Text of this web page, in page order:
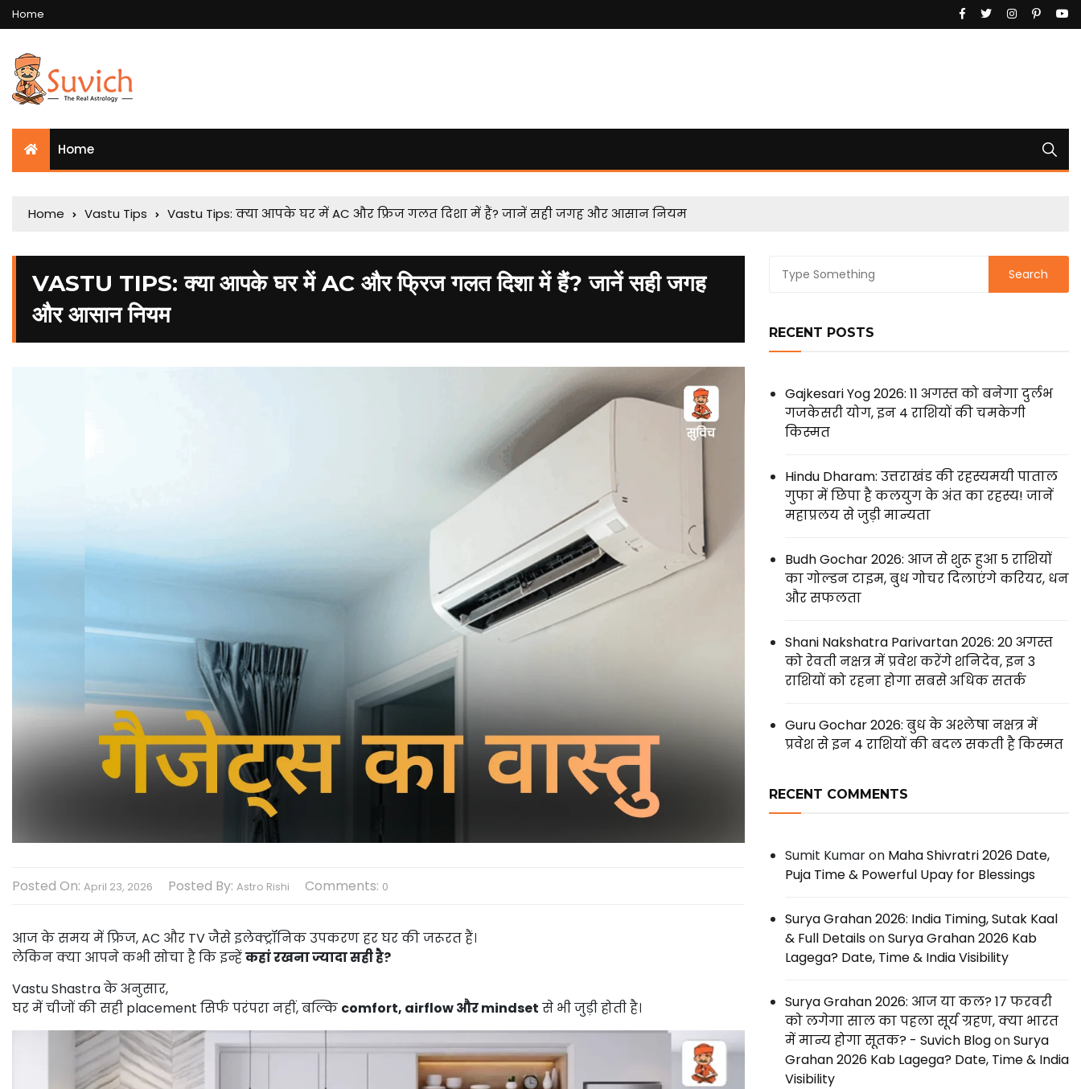
Home
Home
Home Vastu Tips Vastu Tips: क्या आपके घर में AC और फ्रिज गलत दिशा में हैं? जानें सही जगह और आसान नियम
VASTU TIPS: क्या आपके घर में AC और फ्रिज गलत दिशा में हैं? जानें सही जगह
और आसान नियम
Posted On: April 23, 2026 Posted By: Astro Rishi Comments: 0
आज के समय में फ्रिज, AC और TV जैसे इलेक्ट्रॉनिक उपकरण हर घर की जरूरत हैं।
लेकिन क्या आपने कभी सोचा है कि इन्हेंकहां रखना ज्यादा सही है?
Vastu Shastra के अनुसार,
घर में चीजों की सही placement सिर्फ परंपरा नहीं, बल्कि comfort, airflow और mindset से भी जुड़ी होती है।
RECENT POSTS
Gajkesari Yog 2026: 11 अगस्त को बनेगा दुर्लभ
गजकेसरी योग, इन 4 राशियों की चमकेगी
किस्मत
Hindu Dharam: उत्तराखंड की रहस्यमयी पाताल
गुफा में छिपा है कलयुग के अंत का रहस्य! जानें
महाप्रलय से जुड़ी मान्यता
Budh Gochar 2026: आज से शुरू हुआ 5 राशियों
का गोल्डन टाइम, बुध गोचर दिलाएंगे करियर, धन
और सफलता
Shani Nakshatra Parivartan 2026: 20 अगस्त
को रेवती नक्षत्र में प्रवेश करेंगे शनिदेव, इन 3
राशियों को रहना होगा सबसे अधिक सतर्क
Guru Gochar 2026: बुध के अश्लेषा नक्षत्र में
प्रवेश से इन 4 राशियों की बदल सकती है किस्मत
RECENT COMMENTS
Sumit Kumaron Maha Shivratri 2026 Date,
Puja Time & Powerful Upay for Blessings
Surya Grahan 2026: India Timing, Sutak Kaal
& Full DetailsonSurya Grahan 2026 Kab
Lagega? Date, Time & India Visibility
Surya Grahan 2026: आज या कल? 17 फरवरी
को लगेगा साल का पहला सूर्य ग्रहण, क्या भारत
में मान्य होगा सूतक? - Suvich BlogonSurya
Grahan 2026 Kab Lagega? Date, Time & India
Visibility